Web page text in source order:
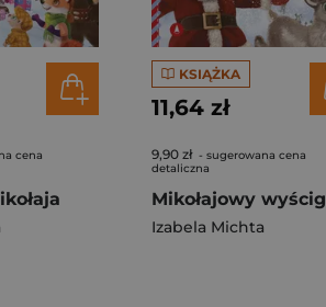
cena
KSIĄŻKA
11,64 zł
9,90 zł - sugerowana cena
detaliczna
Mikołajowy wyścig
Izabela Michta